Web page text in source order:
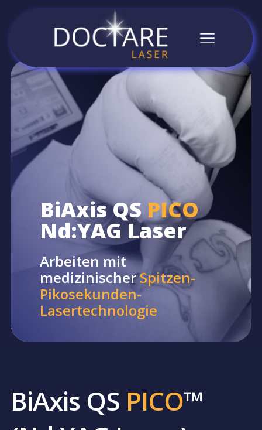
BiAxis QSPICO
Nd:YAG Laser
Arbeiten mit
medizinischerSpitzen-
Pikosekunden-
Lasertechnologie
BiAxis QS PICO™